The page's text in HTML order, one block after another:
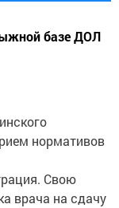
базе ДОЛ
нормативов
Свою
врача на сдачу